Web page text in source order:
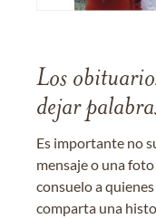
Los
dejar
Es importante no
mensaje o una
consuelo a
comparta una